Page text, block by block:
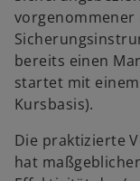
vorgenommener
bereits einen
startet mit
Kursbasis).
Die praktizierte
hat